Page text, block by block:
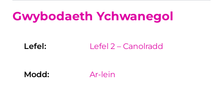
Gwybodaeth Ychwanegol
Lefel: Lefel 2 – Canolradd
Modd: Ar-lein